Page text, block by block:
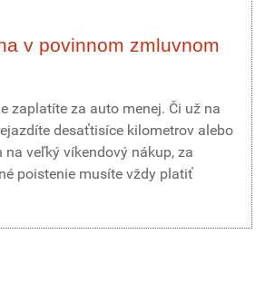
v povinnom zmluvnom
zaplatíte za auto menej. Či už na
desaťtisíce kilometrov alebo
na veľký víkendový nákup, za
poistenie musíte vždy platiť